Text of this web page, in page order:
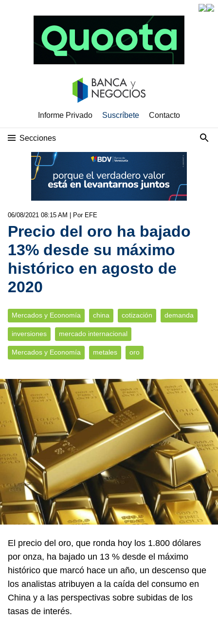
Informe Privado Suscríbete Contacto
Secciones
06/08/2021 08:15 AM | Por EFE
Precio del oro ha bajado
13% desde su máximo
histórico en agosto de
2020
Mercados y Economía china cotización demanda
inversiones mercado internacional
Mercados y Economía metales oro
El precio del oro, que ronda hoy los 1.800 dólares
por onza, ha bajado un 13 % desde el máximo
histórico que marcó hace un año, un descenso que
los analistas atribuyen a la caída del consumo en
China y a las perspectivas sobre subidas de los
tasas de interés.